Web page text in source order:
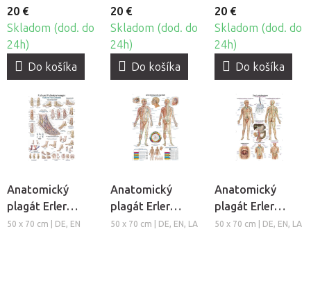
20 €
Skladom (dod. do
24h)
Do košíka
20 €
Skladom (dod. do
24h)
Do košíka
20 €
Skladom (dod. do
24h)
Do košíka
Anatomický
plagát Erler
Zimmer - Noha a
50 x 70 cm | DE, EN
Anatomický
plagát Erler
Zimmer -
50 x 70 cm | DE, EN, LA
Anatomický
plagát Erler
Zimmer -
50 x 70 cm | DE, EN, LA